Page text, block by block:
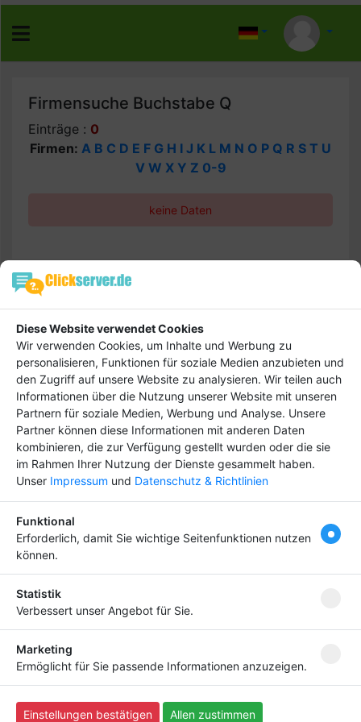
Firmensuche Buchstabe Q
Einträge : 0
Firmen: A B C D E F G H I J K L M N O P Q R S T U
V W X Y Z 0-9
keine Daten
Tipp
anderen ab und bringe
deinen Firmeneintrag
ganz nach vorn! Dein
Premium-Eintrag schon
ab4,99 €
Bringen Sie Ihr Business nach vorn!
Melden Sie sich für unseren Newsletter an, um kein
Neuigkeiten mehr zu verpassen.
Datenschutzerklärung zweckgebunden verarbeitet
werden.
Copyright(c) 2023 by Scriptfabrik Ltd | alle Rechte
vorbehalten - Script: SF-Branchenbuch V3 Pro
Diese Website verwendet Cookies
Wir verwenden Cookies, um Inhalte und Werbung zu
personalisieren, Funktionen für soziale Medien anzubieten und
den Zugriff auf unsere Website zu analysieren. Wir teilen auch
Informationen über die Nutzung unserer Website mit unseren
Partnern für soziale Medien, Werbung und Analyse. Unsere
Partner können diese Informationen mit anderen Daten
kombinieren, die zur Verfügung gestellt wurden oder die sie
im Rahmen Ihrer Nutzung der Dienste gesammelt haben.
Unser Impressum und Datenschutz & Richtlinien
Funktional
Erforderlich, damit Sie wichtige Seitenfunktionen nutzen
können.
Statistik
Verbessert unser Angebot für Sie.
Marketing
Ermöglicht für Sie passende Informationen anzuzeigen.
Einstellungen bestätigen Allen zustimmen